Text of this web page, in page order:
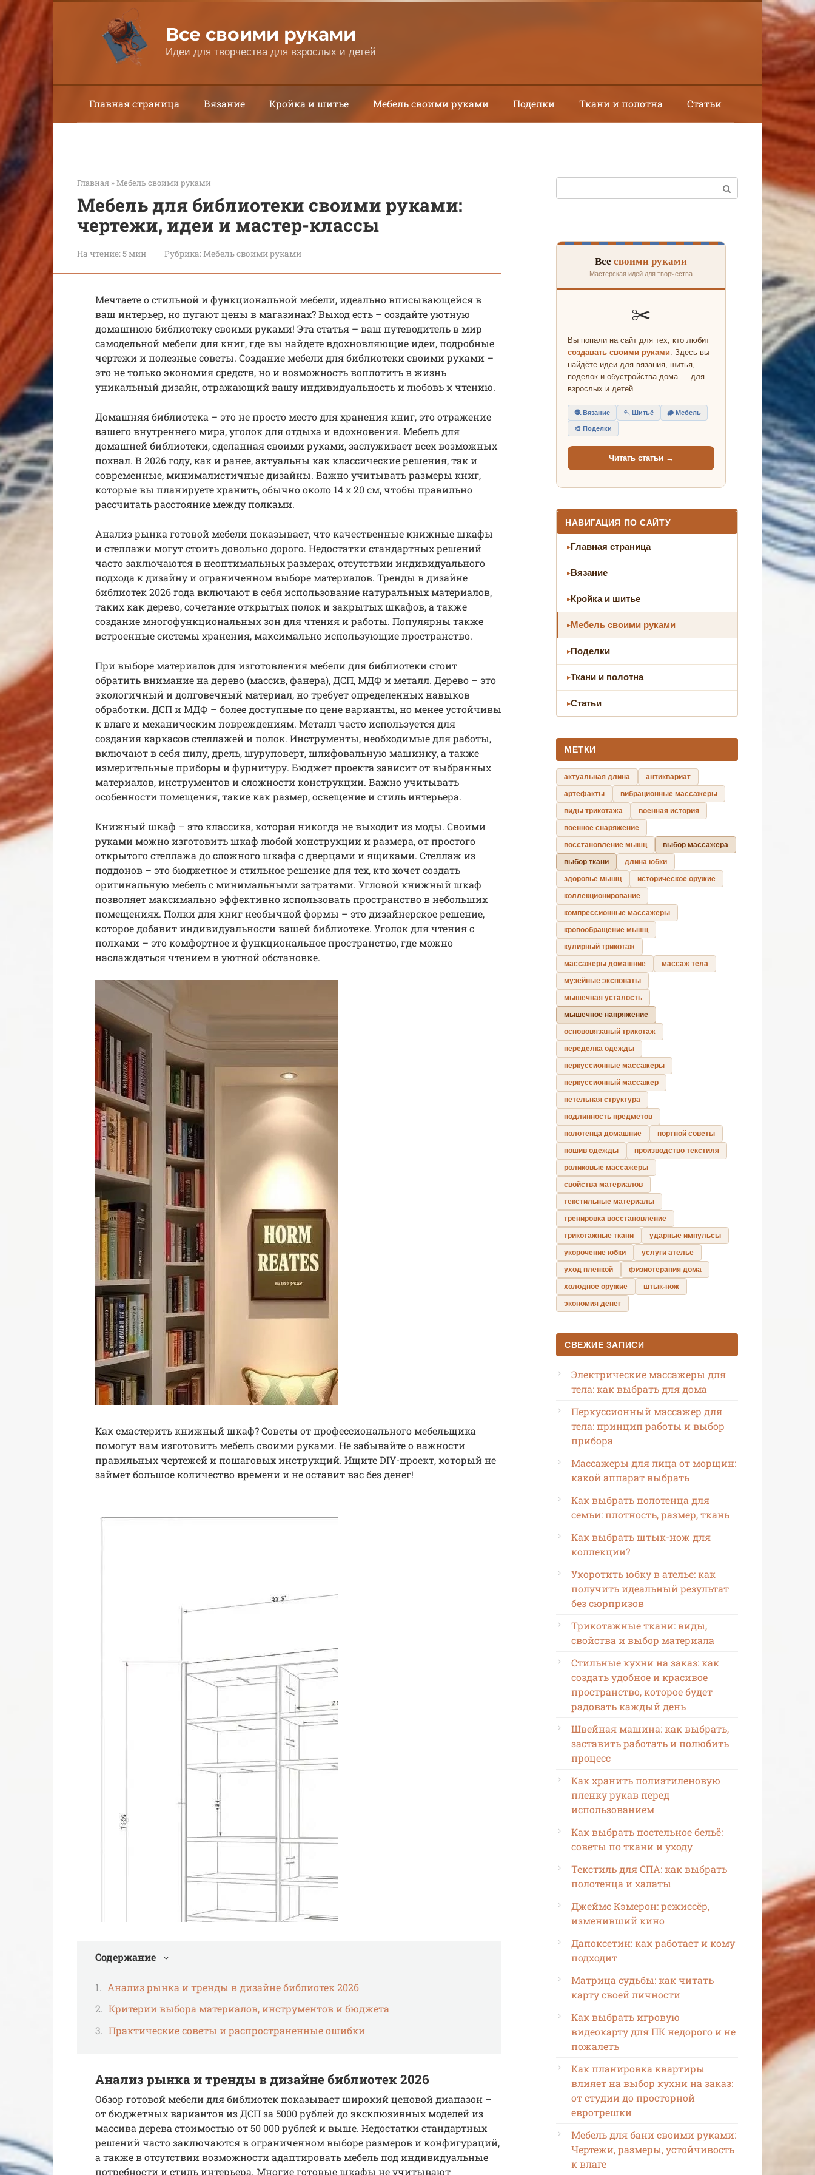
Перейти
к
контенту
Все своими руками
Идеи для творчества для взрослых и детей
Главная страница Вязание Кройка и шитье Мебель своими руками Поделки Ткани и полотна Статьи
Главная »Мебель своими руками
Мебель для библиотеки своими руками:
чертежи, идеи и мастер-классы
На чтение: 5 мин Рубрика:Мебель своими руками
Мечтаете о стильной и функциональной мебели, идеально вписывающейся в
ваш интерьер, но пугают цены в магазинах? Выход есть – создайте уютную
домашнюю библиотеку своими руками! Эта статья – ваш путеводитель в мир
самодельной мебели для книг, где вы найдете вдохновляющие идеи, подробные
чертежи и полезные советы. Создание мебели для библиотеки своими руками –
это не только экономия средств, но и возможность воплотить в жизнь
уникальный дизайн, отражающий вашу индивидуальность и любовь к чтению.
Домашняя библиотека – это не просто место для хранения книг, это отражение
вашего внутреннего мира, уголок для отдыха и вдохновения. Мебель для
домашней библиотеки, сделанная своими руками, заслуживает всех возможных
похвал. В 2026 году, как и ранее, актуальны как классические решения, так и
современные, минималистичные дизайны. Важно учитывать размеры книг,
которые вы планируете хранить, обычно около 14 х 20 см, чтобы правильно
рассчитать расстояние между полками.
Анализ рынка готовой мебели показывает, что качественные книжные шкафы
и стеллажи могут стоить довольно дорого. Недостатки стандартных решений
часто заключаются в неоптимальных размерах, отсутствии индивидуального
подхода к дизайну и ограниченном выборе материалов. Тренды в дизайне
библиотек 2026 года включают в себя использование натуральных материалов,
таких как дерево, сочетание открытых полок и закрытых шкафов, а также
создание многофункциональных зон для чтения и работы. Популярны также
встроенные системы хранения, максимально использующие пространство.
При выборе материалов для изготовления мебели для библиотеки стоит
обратить внимание на дерево (массив, фанера), ДСП, МДФ и металл. Дерево – это
экологичный и долговечный материал, но требует определенных навыков
обработки. ДСП и МДФ – более доступные по цене варианты, но менее устойчивы
к влаге и механическим повреждениям. Металл часто используется для
создания каркасов стеллажей и полок. Инструменты, необходимые для работы,
включают в себя пилу, дрель, шуруповерт, шлифовальную машинку, а также
измерительные приборы и фурнитуру. Бюджет проекта зависит от выбранных
материалов, инструментов и сложности конструкции. Важно учитывать
особенности помещения, такие как размер, освещение и стиль интерьера.
Книжный шкаф – это классика, которая никогда не выходит из моды. Своими
руками можно изготовить шкаф любой конструкции и размера, от простого
открытого стеллажа до сложного шкафа с дверцами и ящиками. Стеллаж из
поддонов – это бюджетное и стильное решение для тех, кто хочет создать
оригинальную мебель с минимальными затратами. Угловой книжный шкаф
позволяет максимально эффективно использовать пространство в небольших
помещениях. Полки для книг необычной формы – это дизайнерское решение,
которое добавит индивидуальности вашей библиотеке. Уголок для чтения с
полками – это комфортное и функциональное пространство, где можно
наслаждаться чтением в уютной обстановке.
Как смастерить книжный шкаф? Советы от профессионального мебельщика
помогут вам изготовить мебель своими руками. Не забывайте о важности
правильных чертежей и пошаговых инструкций. Ищите DIY-проект, который не
займет большое количество времени и не оставит вас без денег!
Содержание
Анализ рынка и тренды в дизайне библиотек 2026
Критерии выбора материалов, инструментов и бюджета
Практические советы и распространенные ошибки
Анализ рынка и тренды в дизайне библиотек 2026
Обзор готовой мебели для библиотек показывает широкий ценовой диапазон –
от бюджетных вариантов из ДСП за 5000 рублей до эксклюзивных моделей из
массива дерева стоимостью от 50 000 рублей и выше. Недостатки стандартных
решений часто заключаются в ограниченном выборе размеров и конфигураций,
а также в отсутствии возможности адаптировать мебель под индивидуальные
потребности и стиль интерьера. Многие готовые шкафы не учитывают
Все своими руками
Мастерская идей для творчества
✂️
Вы попали на сайт для тех, кто любит
создавать своими руками. Здесь вы
найдёте идеи для вязания, шитья,
поделок и обустройства дома — для
взрослых и детей.
🧶 Вязание 🪡 Шитьё 🪵 Мебель
🎨 Поделки
Читать статьи →
НАВИГАЦИЯ ПО САЙТУ
Главная страница
Вязание
Кройка и шитье
Мебель своими руками
Поделки
Ткани и полотна
Статьи
МЕТКИ
актуальная длина
антиквариат
артефакты
вибрационные массажеры
виды трикотажа
военная история
военное снаряжение
восстановление мышц
выбор массажера
выбор ткани
длина юбки
здоровье мышц
историческое оружие
коллекционирование
компрессионные массажеры
кровообращение мышц
кулирный трикотаж
массажеры домашние
массаж тела
музейные экспонаты
мышечная усталость
мышечное напряжение
основовязаный трикотаж
переделка одежды
перкуссионные массажеры
перкуссионный массажер
петельная структура
подлинность предметов
полотенца домашние
портной советы
пошив одежды
производство текстиля
роликовые массажеры
свойства материалов
текстильные материалы
тренировка восстановление
трикотажные ткани
ударные импульсы
укорочение юбки
услуги ателье
уход пленкой
физиотерапия дома
холодное оружие
штык-нож
экономия денег
СВЕЖИЕ ЗАПИСИ
Электрические массажеры для
тела: как выбрать для дома
Перкуссионный массажер для
тела: принцип работы и выбор
прибора
Массажеры для лица от морщин:
какой аппарат выбрать
Как выбрать полотенца для
семьи: плотность, размер, ткань
Как выбрать штык-нож для
коллекции?
Укоротить юбку в ателье: как
получить идеальный результат
без сюрпризов
Трикотажные ткани: виды,
свойства и выбор материала
Стильные кухни на заказ: как
создать удобное и красивое
пространство, которое будет
радовать каждый день
Швейная машина: как выбрать,
заставить работать и полюбить
процесс
Как хранить полиэтиленовую
пленку рукав перед
использованием
Как выбрать постельное бельё:
советы по ткани и уходу
Текстиль для СПА: как выбрать
полотенца и халаты
Джеймс Кэмерон: режиссёр,
изменивший кино
Дапоксетин: как работает и кому
подходит
Матрица судьбы: как читать
карту своей личности
Как выбрать игровую
видеокарту для ПК недорого и не
пожалеть
Как планировка квартиры
влияет на выбор кухни на заказ:
от студии до просторной
евротрешки
Мебель для бани своими руками:
Чертежи, размеры, устойчивость
к влаге